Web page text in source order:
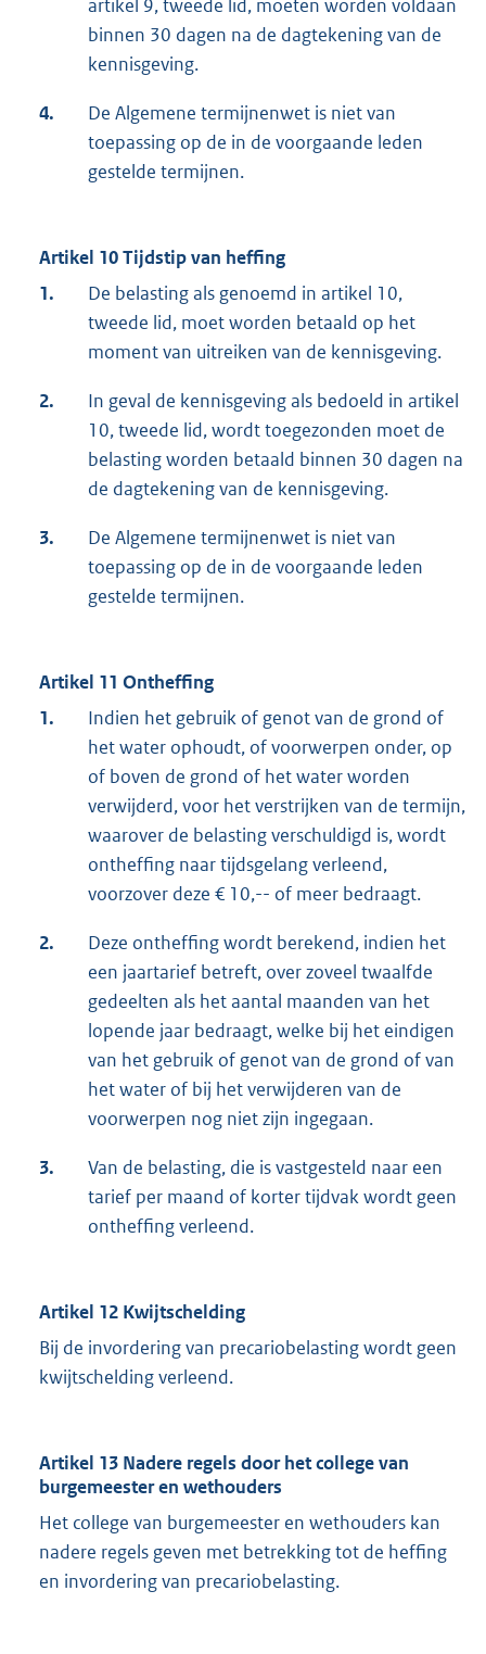
artikel 9, tweede lid, moeten worden voldaan
binnen 30 dagen na de dagtekening van de
kennisgeving.
4.
De Algemene termijnenwet is niet van
toepassing op de in de voorgaande leden
gestelde termijnen.
Artikel 10 Tijdstip van heffing
1.
De belasting als genoemd in artikel 10,
tweede lid, moet worden betaald op het
moment van uitreiken van de kennisgeving.
2.
In geval de kennisgeving als bedoeld in artikel
10, tweede lid, wordt toegezonden moet de
belasting worden betaald binnen 30 dagen na
de dagtekening van de kennisgeving.
3.
De Algemene termijnenwet is niet van
toepassing op de in de voorgaande leden
gestelde termijnen.
Artikel 11 Ontheffing
1.
Indien het gebruik of genot van de grond of
het water ophoudt, of voorwerpen onder, op
of boven de grond of het water worden
verwijderd, voor het verstrijken van de termijn,
waarover de belasting verschuldigd is, wordt
ontheffing naar tijdsgelang verleend,
voorzover deze € 10,-- of meer bedraagt.
2.
Deze ontheffing wordt berekend, indien het
een jaartarief betreft, over zoveel twaalfde
gedeelten als het aantal maanden van het
lopende jaar bedraagt, welke bij het eindigen
van het gebruik of genot van de grond of van
het water of bij het verwijderen van de
voorwerpen nog niet zijn ingegaan.
3.
Van de belasting, die is vastgesteld naar een
tarief per maand of korter tijdvak wordt geen
ontheffing verleend.
Artikel 12 Kwijtschelding
Bij de invordering van precariobelasting wordt geen
kwijtschelding verleend.
Artikel 13 Nadere regels door het college van
burgemeester en wethouders
Het college van burgemeester en wethouders kan
nadere regels geven met betrekking tot de heffing
en invordering van precariobelasting.